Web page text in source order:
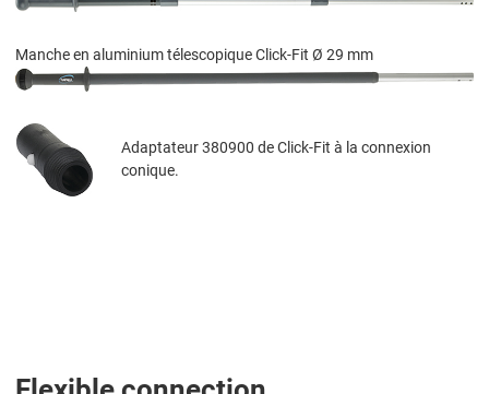
Manche en aluminium télescopique Click-Fit Ø 29 mm
Adaptateur 380900 de Click-Fit à la connexion
conique.